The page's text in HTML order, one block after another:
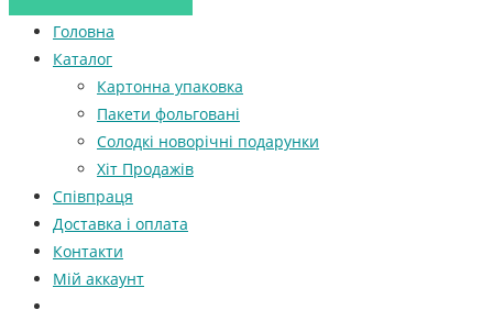
Головна
Каталог
Картонна упаковка
Пакети фольговані
Солодкі новорічні подарунки
Хіт Продажів
Співпраця
Доставка і оплата
Контакти
Мій аккаунт